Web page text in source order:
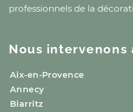
professionnels de la
Nous intervenons
Aix-en-Provence
Annecy
Biarritz